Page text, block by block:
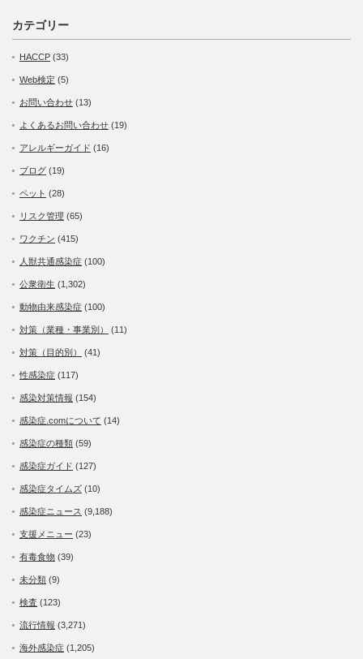
カテゴリー
HACCP (33)
Web検定 (5)
お問い合わせ (13)
よくあるお問い合わせ (19)
アレルギーガイド (16)
ブログ (19)
ペット (28)
リスク管理 (65)
ワクチン (415)
人獣共通感染症 (100)
公衆衛生 (1,302)
動物由来感染症 (100)
対策（業種・事業別） (11)
対策（目的別） (41)
性感染症 (117)
感染対策情報 (154)
感染症.comについて (14)
感染症の種類 (59)
感染症ガイド (127)
感染症タイムズ (10)
感染症ニュース (9,188)
支援メニュー (23)
有毒食物 (39)
未分類 (9)
検査 (123)
流行情報 (3,271)
海外感染症 (1,205)